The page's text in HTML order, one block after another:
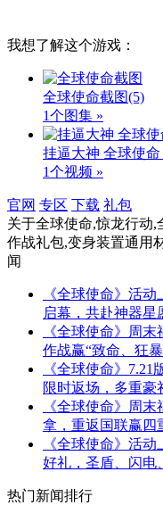
我想了解这个游戏：
全球使命截图(5)
1个图集 »
挂逼大神 全球使命
1个视频 »
官网 专区 下载 礼包
关于全球使命,惊龙行动,
作战礼包,变身装置通用
闻
《全球使命》活
启幕，共赴神器星
《全球使命》周
作战赢“致命、狂
《全球使命》
限时返场，多重豪
《全球使命》周
拿，重返国联赢四
《全球使命》活
好礼，圣盾、闪电
热门新闻排行